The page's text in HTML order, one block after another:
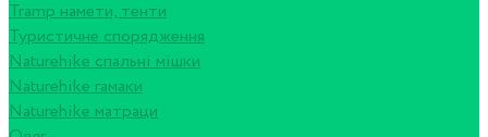
Tramp намети, тенти
Туристичне спорядження
Naturehike спальні мішки
Naturehike гамаки
Naturehike матраци